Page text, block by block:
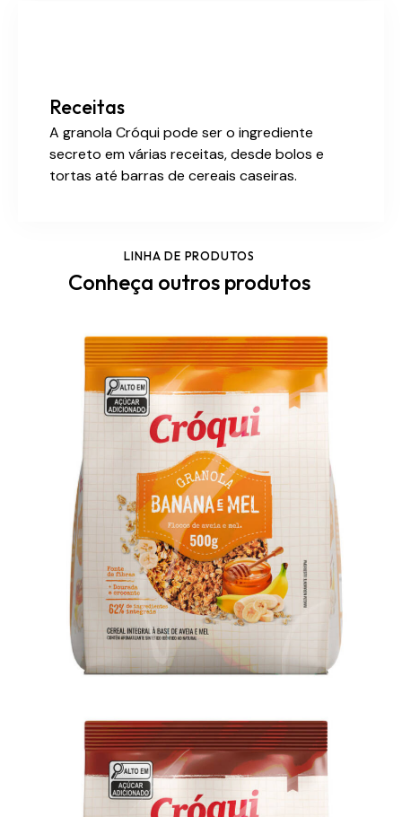
Receitas
A granola Cróqui pode ser o ingrediente
secreto em várias receitas, desde bolos e
tortas até barras de cereais caseiras.
LINHA DE PRODUTOS
Conheça outros produtos
Granola Cróqui Banana e Mel 500g